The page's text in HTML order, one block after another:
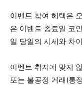
이벤트 참여 혜택은
은 이벤트 종료일 코
일 당일의 시세와 차
이벤트 취지에 맞지
또는 불공정 거래(통